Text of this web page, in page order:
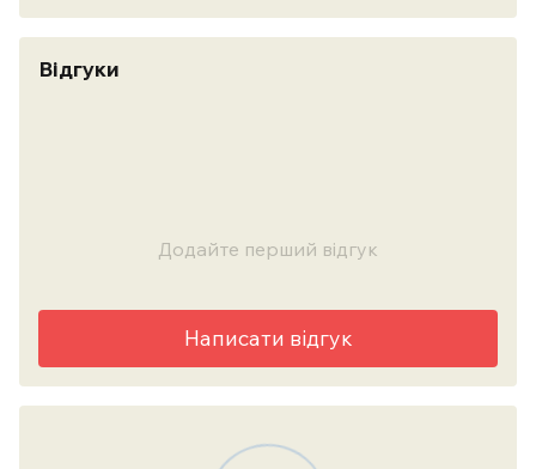
Відгуки
Додайте перший відгук
Написати відгук